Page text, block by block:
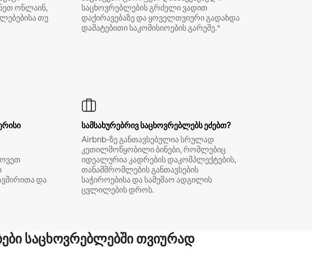
ონლაინ,
თუ
საცხოვრებლების გრძელი ვადით
დაქირავებაზე და ყოველთვიური გადახდა
დამატებითი საკომისიოების გარეშე.*
და
სამსახურებრივ საცხოვრებლებს ეძებთ?
Airbnb‑ზე განთავსებულია სრულად
კეთილმოწყობილი ბინები, რომლებიც
იდეალურია კადრების დაკომპლექტების,
თანამშრომლების განთავსების
საჭიროებისა და სამუშაო ადგილის
ცვლილების დროს.
საცხოვრებლებში თვიურად